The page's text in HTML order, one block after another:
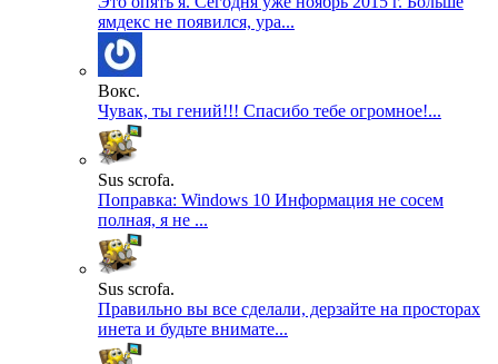
ямдекс не появился, ура...
Вокс.
Чувак, ты гений!!! Спасибо тебе огромное!...
Sus scrofa.
Поправка: Windows 10 Информация не сосем
полная, я не ...
Sus scrofa.
Правильно вы все сделали, дерзайте на просторах
инета и будьте внимате...